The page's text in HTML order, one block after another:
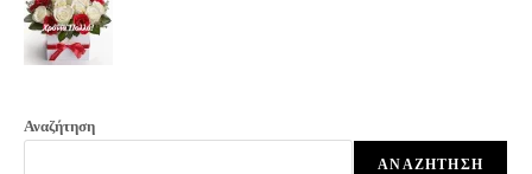
Αναζήτηση
ΑΝΑΖΉΤΗΣΗ